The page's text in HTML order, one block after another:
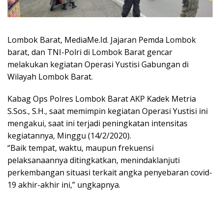
Lombok Barat, MediaMe.Id. Jajaran Pemda Lombok
barat, dan TNI-Polri di Lombok Barat gencar
melakukan kegiatan Operasi Yustisi Gabungan di
Wilayah Lombok Barat.
Kabag Ops Polres Lombok Barat AKP Kadek Metria
S.Sos., S.H., saat memimpin kegiatan Operasi Yustisi ini
mengakui, saat ini terjadi peningkatan intensitas
kegiatannya, Minggu (14/2/2020).
“Baik tempat, waktu, maupun frekuensi
pelaksanaannya ditingkatkan, menindaklanjuti
perkembangan situasi terkait angka penyebaran covid-
19 akhir-akhir ini,” ungkapnya.